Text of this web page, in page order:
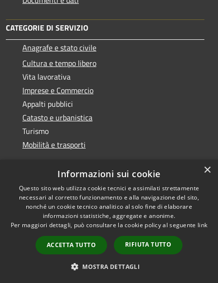
CATEGORIE DI SERVIZIO
Anagrafe e stato civile
Cultura e tempo libero
Vita lavorativa
Imprese e Commercio
Appalti pubblici
Catasto e urbanistica
Turismo
Mobilità e trasporti
Educazione e formazione
Giustizia e sicurezza pubblica
Tributi,finanze e contravvenzioni
Ambiente
Salute, benessere e assistenza
Autorizzazioni
Agricoltura e pesca
×
Informazioni sui cookie
Questo sito web utilizza cookie tecnici e assimilati strettamente
necessari al corretto funzionamento e alla navigazione del sito,
nonché un cookie tecnico analitico al solo fine di elaborare
informazioni statistiche, aggregate e anonime.
Per maggiori dettagli, può consultare la cookie policy al seguente link
ACCETTA TUTTO RIFIUTA TUTTO
MOSTRA DETTAGLI